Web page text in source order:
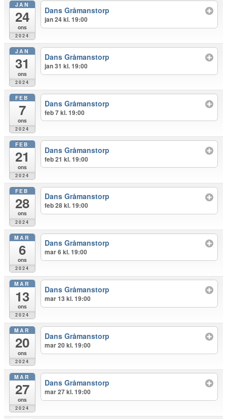
JAN
24
ons
2024
Dans Gråmanstorp
jan 24 kl. 19:00
JAN
31
ons
2024
Dans Gråmanstorp
jan 31 kl. 19:00
FEB
7
ons
2024
Dans Gråmanstorp
feb 7 kl. 19:00
FEB
21
ons
2024
Dans Gråmanstorp
feb 21 kl. 19:00
FEB
28
ons
2024
Dans Gråmanstorp
feb 28 kl. 19:00
MAR
6
ons
2024
Dans Gråmanstorp
mar 6 kl. 19:00
MAR
13
ons
2024
Dans Gråmanstorp
mar 13 kl. 19:00
MAR
20
ons
2024
Dans Gråmanstorp
mar 20 kl. 19:00
MAR
27
ons
2024
Dans Gråmanstorp
mar 27 kl. 19:00